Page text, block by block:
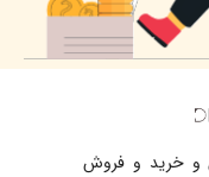
و خرید و فروش